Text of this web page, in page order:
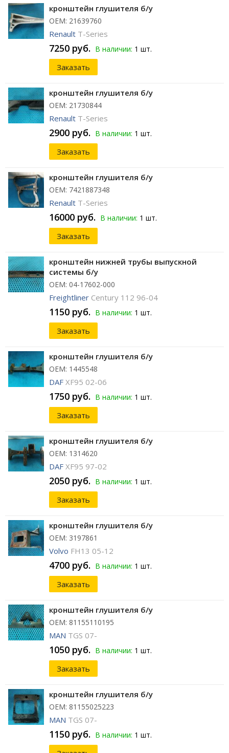
кронштейн глушителя б/у
ОЕМ: 21639760
Renault T-Series
7250 руб. В наличии: 1 шт.
Заказать
кронштейн глушителя б/у
ОЕМ: 21730844
Renault T-Series
2900 руб. В наличии: 1 шт.
Заказать
кронштейн глушителя б/у
ОЕМ: 7421887348
Renault T-Series
16000 руб. В наличии: 1 шт.
Заказать
кронштейн нижней трубы выпускной
системы б/у
ОЕМ: 04-17602-000
Freightliner Century 112 96-04
1150 руб. В наличии: 1 шт.
Заказать
кронштейн глушителя б/у
ОЕМ: 1445548
DAF XF95 02-06
1750 руб. В наличии: 1 шт.
Заказать
кронштейн глушителя б/у
ОЕМ: 1314620
DAF XF95 97-02
2050 руб. В наличии: 1 шт.
Заказать
кронштейн глушителя б/у
ОЕМ: 3197861
Volvo FH13 05-12
4700 руб. В наличии: 1 шт.
Заказать
кронштейн глушителя б/у
ОЕМ: 81155110195
MAN TGS 07-
1050 руб. В наличии: 1 шт.
Заказать
кронштейн глушителя б/у
ОЕМ: 81155025223
MAN TGS 07-
1150 руб. В наличии: 1 шт.